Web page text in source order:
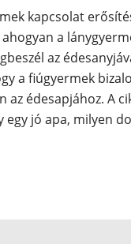
kapcsolat
a
az
a fiúgyermek
az édesapjához. A
egy jó apa, milyen